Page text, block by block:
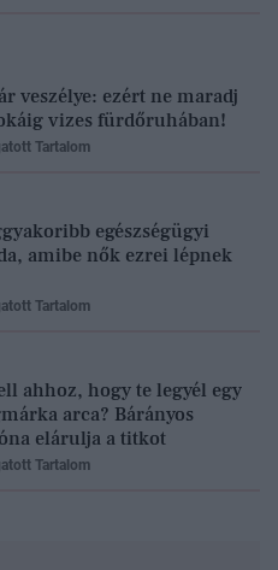
veszélye: ezért ne maradj
vizes fürdőruhában!
Tartalom
egészségügyi
amibe nők ezrei lépnek
Tartalom
ahhoz, hogy te legyél egy
arca? Bárányos
elárulja a titkot
Tartalom